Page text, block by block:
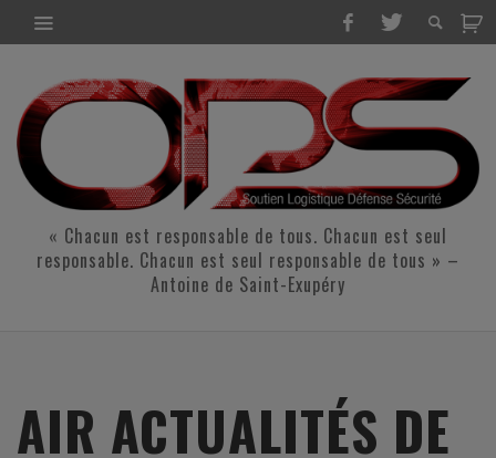
« Chacun est responsable de tous. Chacun est seul
responsable. Chacun est seul responsable de tous » –
Antoine de Saint-Exupéry
AIR ACTUALITÉS DE